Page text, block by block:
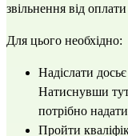
звільнення від
Для цього необхідно:
Надіслати
Натиснувши
потрібно
Пройти